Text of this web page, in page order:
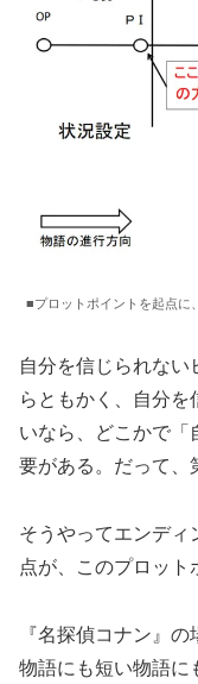
■プロットポイントを起点に
自分を信じられな
らともかく、自分
いなら、どこかで
要がある。だって、
そうやってエンデ
点が、このプロット
『名探偵コナン』
物語にも短い物語に